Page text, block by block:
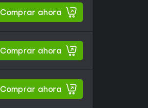
Comprar ahora
Comprar ahora
Comprar ahora